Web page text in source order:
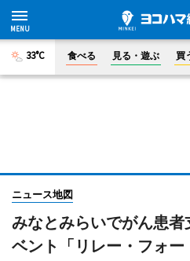
33°C 食べる 見る・遊ぶ 買
ニュース地図
みなとみらいでがん患
ベント「リレー・フォー